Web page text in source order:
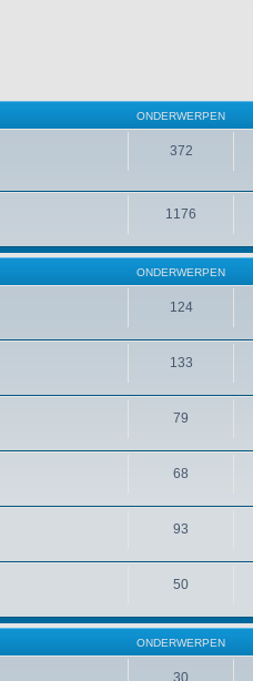
ONDERWERPEN
372
1176
ONDERWERPEN
124
133
79
68
93
50
ONDERWERPEN
30